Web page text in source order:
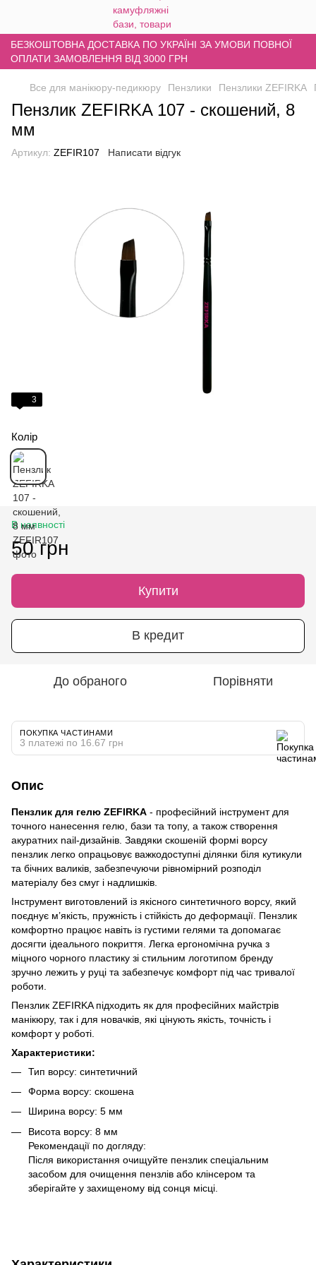
БЕЗКОШТОВНА ДОСТАВКА ПО УКРАЇНІ ЗА УМОВИ ПОВНОЇ
ОПЛАТИ ЗАМОВЛЕННЯ ВІД 3000 ГРН
Все для манікюру-педикюру Пензлики Пензлики ZEFIRKA
Пензлик ZEFIRKA 107 - скошений, 8
мм
Артикул: ZEFIR107 Написати відгук
3
Колір
В наявності
50 грн
Купити
В кредит
До обраного Порівняти
ПОКУПКА ЧАСТИНАМИ
3 платежі по 16.67 грн
Опис
Пензлик для гелю ZEFIRKA - професійний інструмент для
точного нанесення гелю, бази та топу, а також створення
акуратних nail-дизайнів. Завдяки скошеній формі ворсу
пензлик легко опрацьовує важкодоступні ділянки біля кутикули
та бічних валиків, забезпечуючи рівномірний розподіл
матеріалу без смуг і надлишків.
Інструмент виготовлений із якісного синтетичного ворсу, який
поєднує м’якість, пружність і стійкість до деформації. Пензлик
комфортно працює навіть із густими гелями та допомагає
досягти ідеального покриття. Легка ергономічна ручка з
міцного чорного пластику зі стильним логотипом бренду
зручно лежить у руці та забезпечує комфорт під час тривалої
роботи.
Пензлик ZEFIRKA підходить як для професійних майстрів
манікюру, так і для новачків, які цінують якість, точність і
комфорт у роботі.
Характеристики:
Тип ворсу: синтетичний
Форма ворсу: скошена
Ширина ворсу: 5 мм
Висота ворсу: 8 мм
Рекомендації по догляду:
Після використання очищуйте пензлик спеціальним
засобом для очищення пензлів або клінсером та
зберігайте у захищеному від сонця місці.